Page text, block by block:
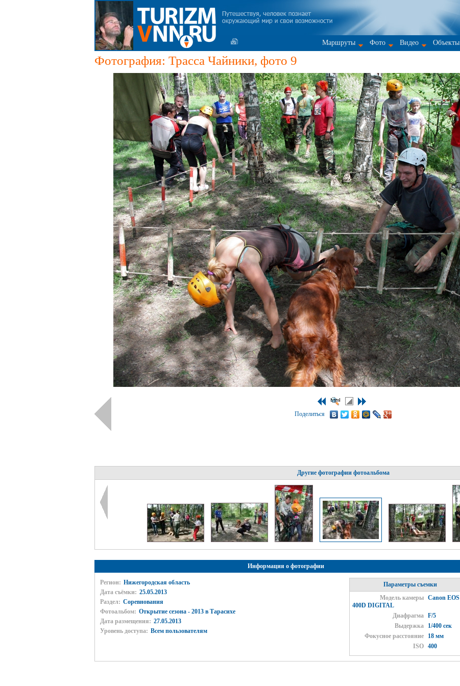
Маршруты Фото Видео Объекты
Фотография: Трасса Чайники, фото 9
Поделиться
Другие фотографии фотоальбома
Информация о фотографии
Регион: Нижегородская область
Дата съёмки: 25.05.2013
Раздел: Соревнования
Фотоальбом: Открытие сезона - 2013 в Тарасихе
Дата размещения: 27.05.2013
Уровень доступа: Всем пользователям
Параметры съемки
Модель камеры
Canon EOS
400D DIGITAL
Диафрагма
F/5
Выдержка
1/400 сек
Фокусное расстояние
18 мм
ISO
400